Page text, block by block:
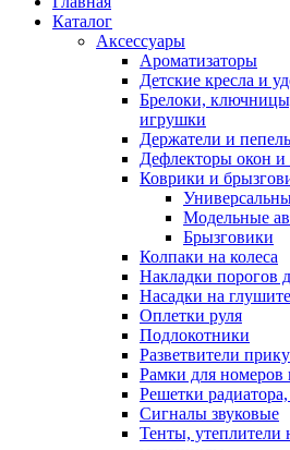
Каталог
Аксессуары
Ароматизаторы
Детские кресла и
Брелоки,
игрушки
Держатели и
Дефлекторы окон и
Коврики и
Модельные
Брызговики
Колпаки на колеса
Накладки порогов
Насадки на
Оплетки руля
Подлокотники
Разветвители
Рамки для номеров
Решетки
Сигналы звуковые
Тенты, утеплители